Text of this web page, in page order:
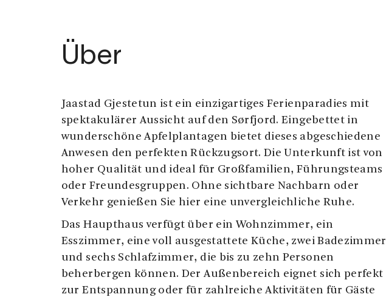
Über
Jaastad Gjestetun ist ein einzigartiges Ferienparadies mit
spektakulärer Aussicht auf den Sørfjord. Eingebettet in
wunderschöne Apfelplantagen bietet dieses abgeschiedene
Anwesen den perfekten Rückzugsort. Die Unterkunft ist von
hoher Qualität und ideal für Großfamilien, Führungsteams
oder Freundesgruppen. Ohne sichtbare Nachbarn oder
Verkehr genießen Sie hier eine unvergleichliche Ruhe.
Das Haupthaus verfügt über ein Wohnzimmer, ein
Esszimmer, eine voll ausgestattete Küche, zwei Badezimmer
und sechs Schlafzimmer, die bis zu zehn Personen
beherbergen können. Der Außenbereich eignet sich perfekt
zur Entspannung oder für zahlreiche Aktivitäten für Gäste